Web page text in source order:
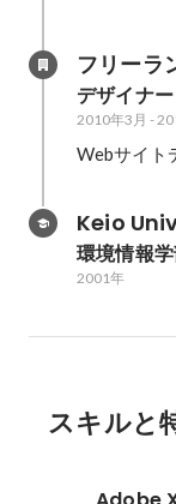
フリーラ
デザイナー
2010年3月 -
Webサイト
Keio
環境情報
2001年
スキルと